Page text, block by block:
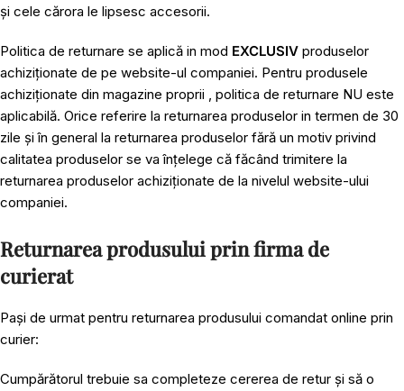
și cele cărora le lipsesc accesorii.
Politica de returnare se aplică in mod EXCLUSIV produselor
achiziționate de pe website-ul companiei. Pentru produsele
achiziționate din magazine proprii , politica de returnare NU este
aplicabilă. Orice referire la returnarea produselor in termen de 30
zile și în general la returnarea produselor fără un motiv privind
calitatea produselor se va înțelege că făcând trimitere la
returnarea produselor achiziționate de la nivelul website-ului
companiei.
Returnarea produsului prin firma de
curierat
Pași de urmat pentru returnarea produsului comandat online prin
curier:
Cumpărătorul trebuie sa completeze cererea de retur și să o